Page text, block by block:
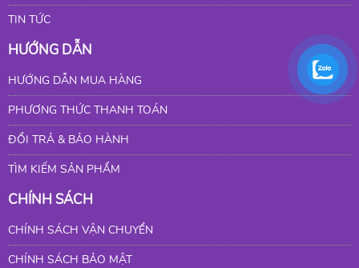
TIN TỨC
HƯỚNG DẪN
HƯỚNG DẪN MUA HÀNG
PHƯƠNG THỨC THANH TOÁN
ĐỔI TRẢ & BẢO HÀNH
TÌM KIẾM SẢN PHẨM
CHÍNH SÁCH
CHÍNH SÁCH VẬN CHUYỂN
CHÍNH SÁCH BẢO MẬT